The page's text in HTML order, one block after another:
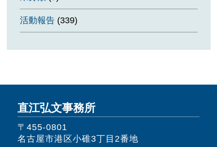
活動報告(339)
直江弘文事務所
〒455-0801
名古屋市港区小碓3丁目2番地